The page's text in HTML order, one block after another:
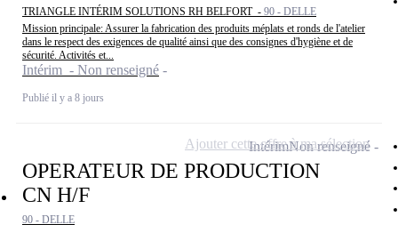
TRIANGLE INTÉRIM SOLUTIONS RH BELFORT - 90 - DELLE
Mission principale: Assurer la fabrication des produits méplats et ronds de l'atelier
dans le respect des exigences de qualité ainsi que des consignes d'hygiène et de
sécurité. Activités et...
Intérim - Non renseigné
Publié il y a 8 jours
OPERATEUR DE PRODUCTION
CN H/F
90 - DELLE
IntérimNon renseigné
Ajouter cette offre à ma sélection